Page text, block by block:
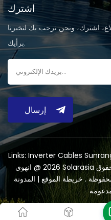
اشترك
اشترك، ونحن نرحب بك لتخبرنا
برأيك.
إرسال
Links: Inverter Cables
2026 @ انهوى Solarasia تكنولوجيا الطاقة المحدودة .جميع الحقوق
. خريطة الموقع |